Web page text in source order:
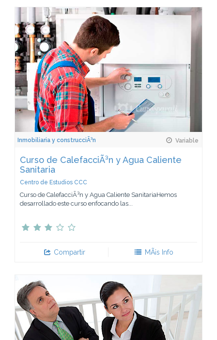
Inmobiliaria y construcciÃ³n Variable
Curso de CalefacciÃ³n y Agua Caliente
Sanitaria
Centro de Estudios CCC
Curso de CalefacciÃ³n y Agua Caliente SanitariaHemos
desarrollado este curso enfocando las...
Compartir MÃ¡s Info